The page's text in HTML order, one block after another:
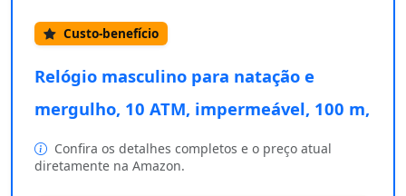
Custo-benefício
Relógio masculino para natação e
mergulho, 10 ATM, impermeável, 100 m,
Confira os detalhes completos e o preço atual
diretamente na Amazon.